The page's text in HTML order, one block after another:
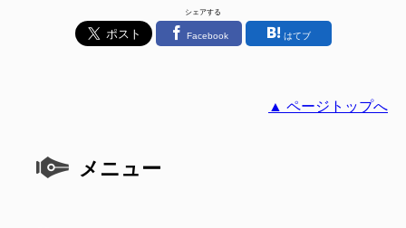
シェアする
Facebook はてブ
▲ ページトップへ
メニュー